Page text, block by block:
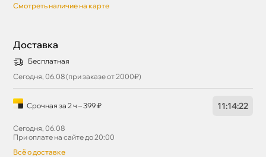
Смотреть наличие на карте
Доставка
Бесплатная
Сегодня, 06.08 (при заказе от 2000₽)
Срочная за 2 ч – 399 ₽ 11:14:22
Сегодня, 06.08
При оплате на сайте до 20:00
сё о доставке